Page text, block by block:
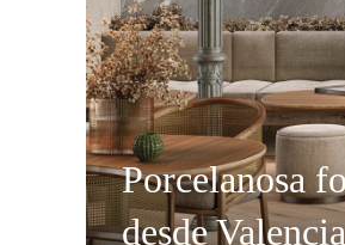
Porcelanosa
desde Valencia